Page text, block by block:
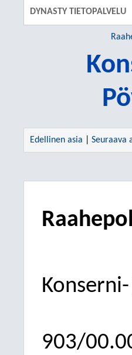
DYNASTY TIETOPALVELU
Edellinen asia Seuraava
903/